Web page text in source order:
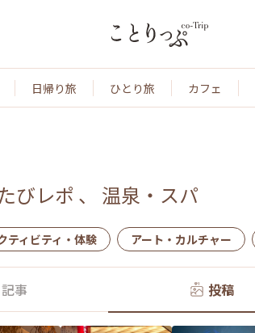
日帰り旅 ひとり旅 カフェ
びレポ 、 温泉・スパ
ティビティ・体験 アート・カルチャー
記事 投稿